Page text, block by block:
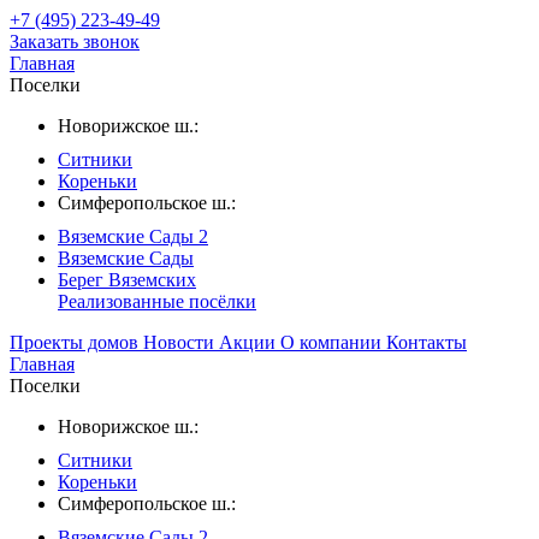
+7 (495) 223-49-49
Заказать звонок
Главная
Поселки
Новорижское ш.:
Ситники
Кореньки
Симферопольское ш.:
Вяземские Сады 2
Вяземские Сады
Берег Вяземскиx
Реализованные посёлки
Проекты домов Новости Акции О компании Контакты
Главная
Поселки
Новорижское ш.:
Ситники
Кореньки
Симферопольское ш.: